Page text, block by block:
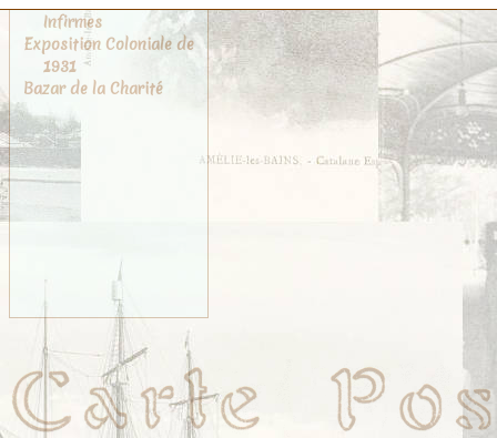
Infirmes
Exposition Coloniale de
1931
Bazar de la Charité